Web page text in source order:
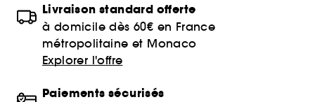
Livraison standard offerte
à domicile dès 60€ en France
métropolitaine et Monaco
Explorer l'offre
Paiements sécurisés